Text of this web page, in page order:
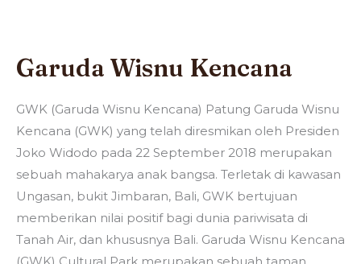
Garuda Wisnu Kencana
GWK (Garuda Wisnu Kencana) Patung Garuda Wisnu
Kencana (GWK) yang telah diresmikan oleh Presiden
Joko Widodo pada 22 September 2018 merupakan
sebuah mahakarya anak bangsa. Terletak di kawasan
Ungasan, bukit Jimbaran, Bali, GWK bertujuan
memberikan nilai positif bagi dunia pariwisata di
Tanah Air, dan khususnya Bali. Garuda Wisnu Kencana
Kencana